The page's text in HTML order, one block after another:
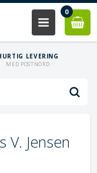
0
LEVERING
MED POSTNORD
V. Jensen